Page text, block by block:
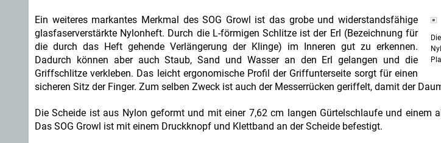
Ein weiteres markantes Merkmal des SOG Growl ist das grobe und widerstandsfähige
glasfaserverstärkte Nylonheft. Durch die L-förmigen Schlitze ist der Erl (Bezeichnung für
die durch das Heft gehende Verlängerung der Klinge) im Inneren gut zu erkennen.
Dadurch können aber auch Staub, Sand und Wasser an den Erl gelangen und die
Griffschlitze verkleben. Das leicht ergonomische Profil der Griffunterseite sorgt für einen
sicheren Sitz der Finger. Zum selben Zweck ist auch der Messerrücken geriffelt, damit der
Die Scheide ist aus Nylon geformt und mit einer 7,62 cm langen Gürtelschlaufe und einem
Das SOG Growl ist mit einem Druckknopf und Klettband an der Scheide befestigt.